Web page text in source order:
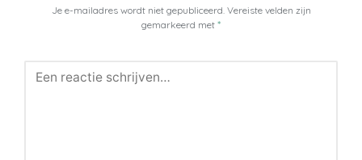
Je e-mailadres wordt niet gepubliceerd. Vereiste velden zijn
gemarkeerd met *